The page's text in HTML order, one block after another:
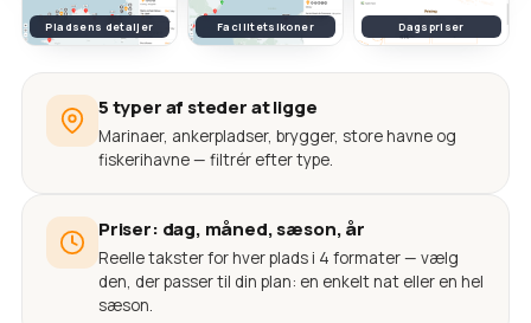
Pladsens detaljer Facilitetsikoner Dagspriser
5 typer af steder at ligge
Marinaer, ankerpladser, brygger, store havne og
fiskerihavne — filtrér efter type.
Priser: dag, måned, sæson, år
Reelle takster for hver plads i 4 formater — vælg
den, der passer til din plan: en enkelt nat eller en hel
sæson.